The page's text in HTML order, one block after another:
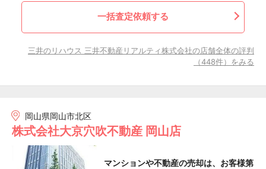
一括査定依頼する
三井のリハウス 三井不動産リアルティ株式会社の店舗全体の評判
（448件）をみる
岡山県岡山市北区
株式会社大京穴吹不動産 岡山店
マンションや不動産の売却は、お客様第